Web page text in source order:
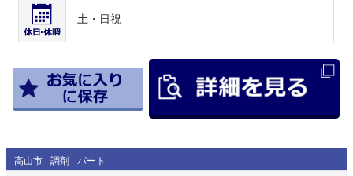
土・日祝
高山市 調剤 パート